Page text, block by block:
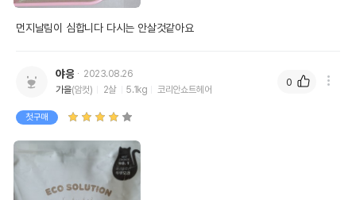
먼지날림이 심합니다 다시는 안살것같아요
야응
2023.08.26
가을(암컷) 2살 5.1kg 코리안쇼트헤어
첫구매
0